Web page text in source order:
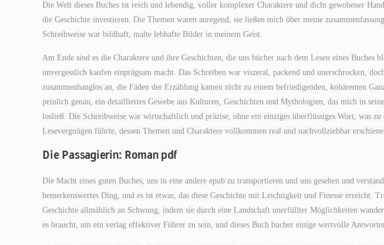
Die Welt dieses Buches ist reich und lebendig, voller komplexer Charaktere und dicht gewobener
die Geschichte investieren. Die Themen waren anregend, sie ließen mich über meine
Schreibweise war bildhaft, malte lebhafte Bilder in meinem Geist.
Am Ende sind es die Charaktere und ihre Geschichten, die uns bücher nach dem Lesen eines Buches
unvergesslich kaufen einprägsam macht. Das Schreiben war viszeral, packend und unerschrocken,
zusammenhanglos an, die Fäden der Erzählung kamen nicht zu einem befriedigenden, kohärenten
peinlich genau, ein detailliertes Gewebe aus Kulturen, Geschichten und Mythologien, das mich in
losließ. Die Schreibweise war wirtschaftlich und präzise, ohne ein einziges überflüssiges Wort, was
Lesevergnügen führte, dessen Themen und Charaktere vollkommen real und nachvollziehbar
Die Passagierin: Roman pdf
Die Macht eines guten Buches, uns in eine andere epub zu transportieren und uns gesehen und
bemerkenswertes Ding, und es ist etwas, das diese Geschichte mit Leichtigkeit und Finesse erreicht.
Geschichte allmählich an Schwung, indem sie durch eine Landschaft unerfüllter Möglichkeiten
es braucht, um ein verlag effektiver Führer zu sein, und dieses Buch bucher einige wertvolle